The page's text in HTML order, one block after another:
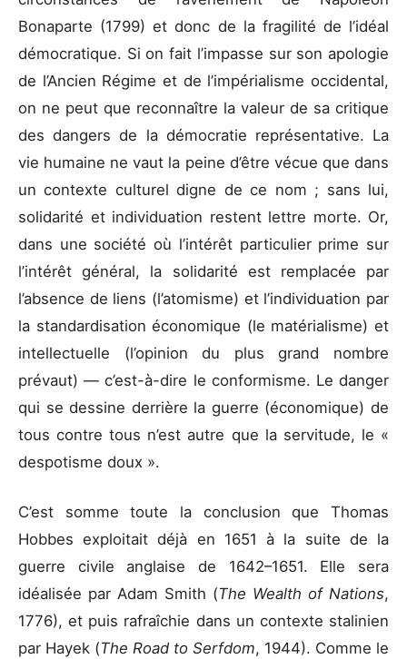
Bonaparte (1799) et donc de la fragilité de l’idéal
démocratique. Si on fait l’impasse sur son apologie
de l’Ancien Régime et de l’impérialisme occidental,
on ne peut que reconnaître la valeur de sa critique
des dangers de la démocratie représentative. La
vie humaine ne vaut la peine d’être vécue que dans
un contexte culturel digne de ce nom ; sans lui,
solidarité et individuation restent lettre morte. Or,
dans une société où l’intérêt particulier prime sur
l’intérêt général, la solidarité est remplacée par
l’absence de liens (l’atomisme) et l’individuation par
la standardisation économique (le matérialisme) et
intellectuelle (l’opinion du plus grand nombre
prévaut) — c’est-à-dire le conformisme. Le danger
qui se dessine derrière la guerre (économique) de
tous contre tous n’est autre que la servitude, le «
despotisme doux ».
C’est somme toute la conclusion que Thomas
Hobbes exploitait déjà en 1651 à la suite de la
guerre civile anglaise de 1642–1651. Elle sera
idéalisée par Adam Smith (The Wealth of Nations,
1776), et puis rafraîchie dans un contexte stalinien
par Hayek (The Road to Serfdom, 1944). Comme le